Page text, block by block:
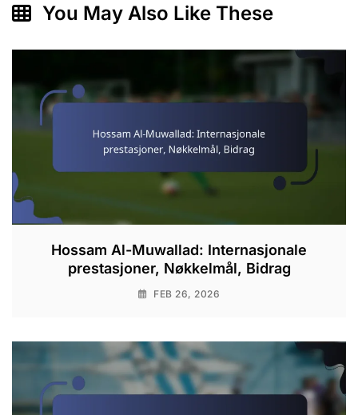
You May Also Like These
Hossam Al-Muwallad: Internasjonale
prestasjoner, Nøkkelmål, Bidrag
FEB 26, 2026